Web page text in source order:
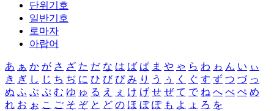
단위기호
일반기호
로마자
아랍어
あ ぁ か が さ ざ た だ な は ば ぱ ま や ゃ ら わ ゎ ん い ぃ
き ぎ し じ ち ぢ に ひ び ぴ み り う ぅ く ぐ す ず つ づ っ
ぬ ふ ぶ ぷ む ゆ ゅ る え ぇ け げ せ ぜ て で ね へ べ ぺ め
れ お ぉ こ ご そ ぞ と ど の ほ ぼ ぽ も よ ょ ろ を